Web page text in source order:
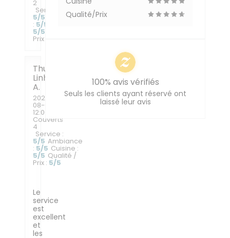
2
Service
5/5 Ambiance
: 5/5
5/5
Prix
Thuy
Linh
A
2026-
08-06
12:00 -
Couverts
4
Service :
5/5 Ambiance
: 5/5 Cuisine :
5/5 Qualité /
Prix : 5/5
Le
service
est
excellent
et
les
Qualité/Prix
100% avis vérifiés
Seuls les clients ayant réservé ont
laissé leur avis